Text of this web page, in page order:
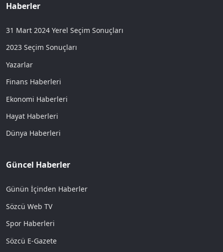
Haberler
31 Mart 2024 Yerel Seçim Sonuçları
2023 Seçim Sonuçları
Yazarlar
Finans Haberleri
Ekonomi Haberleri
Hayat Haberleri
Dünya Haberleri
Güncel Haberler
Günün İçinden Haberler
Sözcü Web TV
Spor Haberleri
Sözcü E-Gazete